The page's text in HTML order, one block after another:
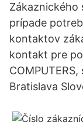
Zákaznického
prípade
kontaktov
kontakt pre
Bratislava